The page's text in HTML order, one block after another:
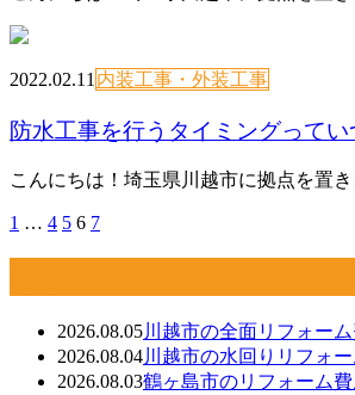
2022.02.11 内装工事・外装工事
防水工事を行うタイミングってい
こんにちは！埼玉県川越市に拠点を置
1 … 4 5 6 7
2026.08.05川越市の全面リフォー
2026.08.04川越市の水回りリフォ
2026.08.03鶴ヶ島市のリフォーム